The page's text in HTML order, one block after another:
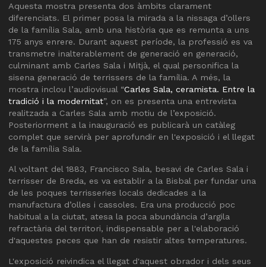
Aquesta mostra presenta dos àmbits clarament
diferenciats. El primer posa la mirada a la nissaga d’ollers
de la família Sala, amb una història que es remunta a uns
175 anys enrere. Durant aquest període, la professió es va
transmetre inalterablement de generació en generació,
culminant amb Carles Sala i Mitjà, el qual personifica la
sisena generació de terrissers de la família. A més, la
mostra inclou l’audiovisual “Carles Sala, ceramista. Entre la
tradició i la modernitat”, on es presenta una entrevista
realitzada a Carles Sala amb motiu de l’exposició.
Posteriorment a la inauguració es publicarà un catàleg
complet que servirà per aprofundir en l'exposició i el llegat
de la família Sala.
Al voltant del 1883, Francisco Sala, besavi de Carles Sala i
terrisser de Breda, es va establir a la Bisbal per fundar una
de les poques terrisseries locals dedicades a la
manufactura d’olles i cassoles. Era una producció poc
habitual a la ciutat, atesa la poca abundància d’argila
refractària del territori, indispensable per a l'elaboració
d'aquestes peces que han de resistir altes temperatures.
L'exposició reivindica el llegat d'aquest obrador i dels seus